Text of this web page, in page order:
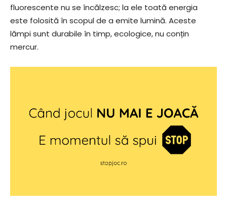
fluorescente nu se încălzesc; la ele toată energia
este folosită în scopul de a emite lumină. Aceste
lămpi sunt durabile în timp, ecologice, nu conțin
mercur.